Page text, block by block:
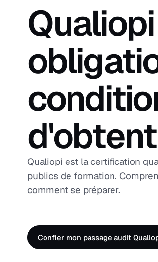
Qualiopi est la certification
publics de formation.
comment se préparer.
Confier mon passage audit